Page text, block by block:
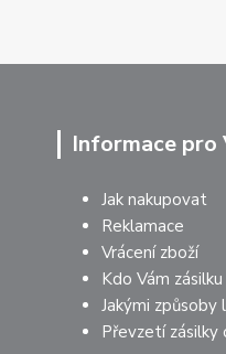
Informace pro
Jak nakupovat
Reklamace
Vrácení zboží
Kdo Vám
Jakými způsoby
Převzetí zásilky